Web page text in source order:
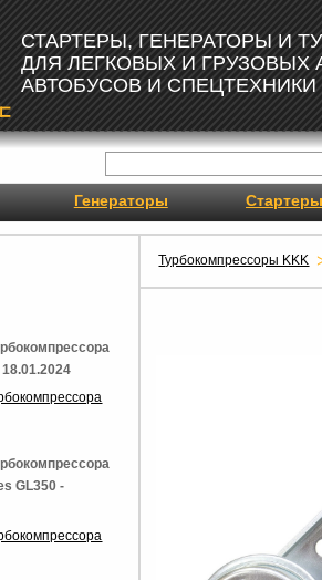
СТАРТЕРЫ, ГЕНЕРАТОРЫ И
ДЛЯ ЛЕГКОВЫХ И ГРУЗОВЫХ
АВТОБУСОВ И СПЕЦТЕХНИКИ
Генераторы Стартеры
Турбокомпрессоры KKK
GL350 -